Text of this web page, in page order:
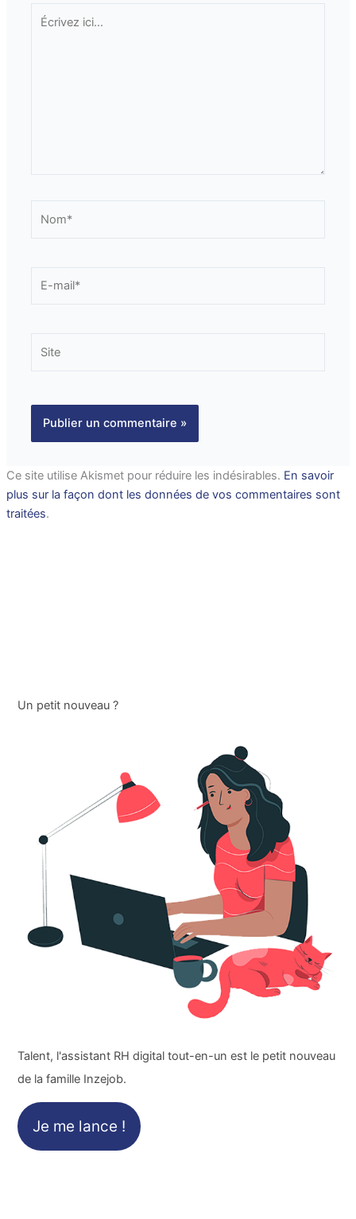
Écrivez
Ce site utilise Akismet pour réduire les indésirables. En savoir
plus sur la façon dont les données de vos commentaires sont
traitées.
Un petit nouveau ?
Talent, l'assistant RH digital tout-en-un est le petit nouveau
de la famille Inzejob.
Je me lance !